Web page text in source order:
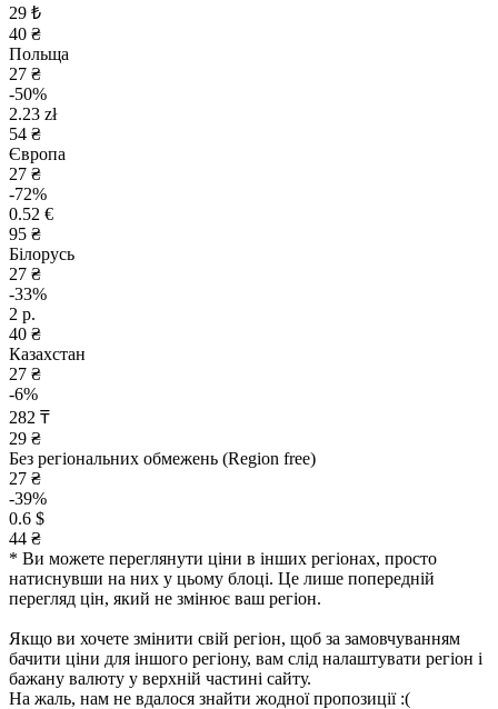
29 ₺
40 ₴
Польща
27 ₴
-50%
2.23 zł
54 ₴
Європа
27 ₴
-72%
0.52 €
95 ₴
Білорусь
27 ₴
-33%
2 р.
40 ₴
Казахстан
27 ₴
-6%
282 ₸
29 ₴
Без регіональних обмежень (Region free)
27 ₴
-39%
0.6 $
44 ₴
* Ви можете переглянути ціни в інших регіонах, просто
натиснувши на них у цьому блоці. Це лише попередній
перегляд цін, який не змінює ваш регіон.
Якщо ви хочете змінити свій регіон, щоб за замовчуванням
бачити ціни для іншого регіону, вам слід налаштувати регіон і
бажану валюту у верхній частині сайту.
На жаль, нам не вдалося знайти жодної пропозиції :(